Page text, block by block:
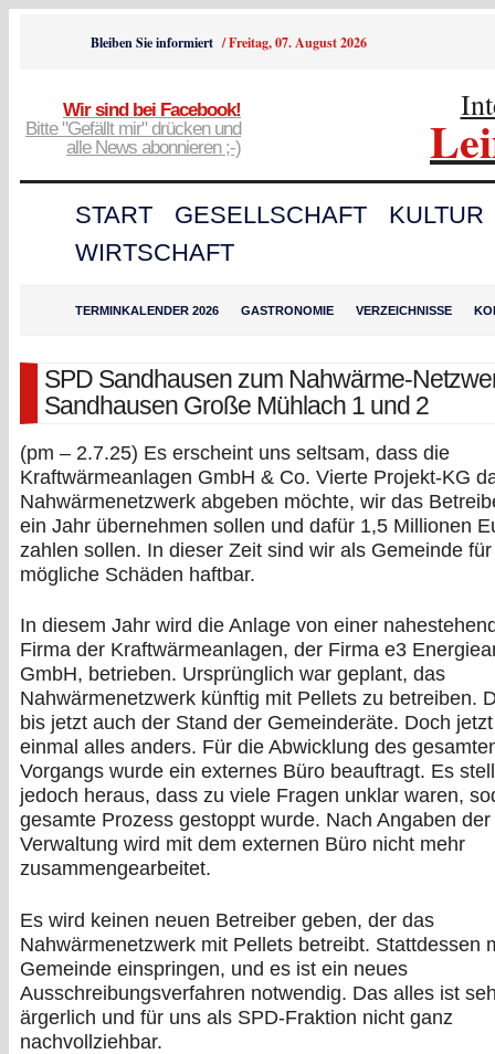
Bleiben Sie informiert /Freitag, 07. August 2026
Wir sind bei Facebook!
Bitte "Gefällt mir" drücken und
alle News abonnieren ;-)
START GESELLSCHAFT
KULTUR
WIRTSCHAFT
TERMINKALENDER 2026 GASTRONOMIE VERZEICHNISSE
SPD Sandhausen zum Nahwärme-
Sandhausen Große Mühlach 1 und 2
(pm – 2.7.25) Es erscheint uns seltsam, dass die
Kraftwärmeanlagen GmbH & Co. Vierte Projekt-KG
Nahwärmenetzwerk abgeben möchte, wir das
ein Jahr übernehmen sollen und dafür 1,5 Millionen
zahlen sollen. In dieser Zeit sind wir als Gemeinde für
mögliche Schäden haftbar.
In diesem Jahr wird die Anlage von einer
Firma der Kraftwärmeanlagen, der Firma e3
GmbH, betrieben. Ursprünglich war geplant, das
Nahwärmenetzwerk künftig mit Pellets zu betreiben.
bis jetzt auch der Stand der Gemeinderäte. Doch
einmal alles anders. Für die Abwicklung des
Vorgangs wurde ein externes Büro beauftragt. Es
jedoch heraus, dass zu viele Fragen unklar waren,
gesamte Prozess gestoppt wurde. Nach Angaben der
Verwaltung wird mit dem externen Büro nicht mehr
zusammengearbeitet.
Es wird keinen neuen Betreiber geben, der das
Nahwärmenetzwerk mit Pellets betreibt. Stattdessen
Gemeinde einspringen, und es ist ein neues
Ausschreibungsverfahren notwendig. Das alles ist
ärgerlich und für uns als SPD-Fraktion nicht ganz
nachvollziehbar.